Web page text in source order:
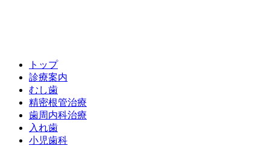
トップ
診療案内
むし歯
精密根管治療
歯周内科治療
入れ歯
小児歯科